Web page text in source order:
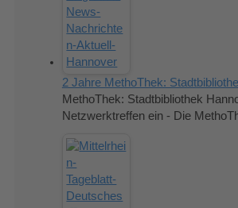
2 Jahre MethoThek:
MethoThek: Stadtbibliothek
Netzwerktreffen ein - Die